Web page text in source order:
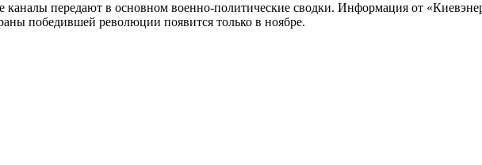
каналы передают в основном военно-политические сводки. Информация от
победившей революции появится только в ноябре.